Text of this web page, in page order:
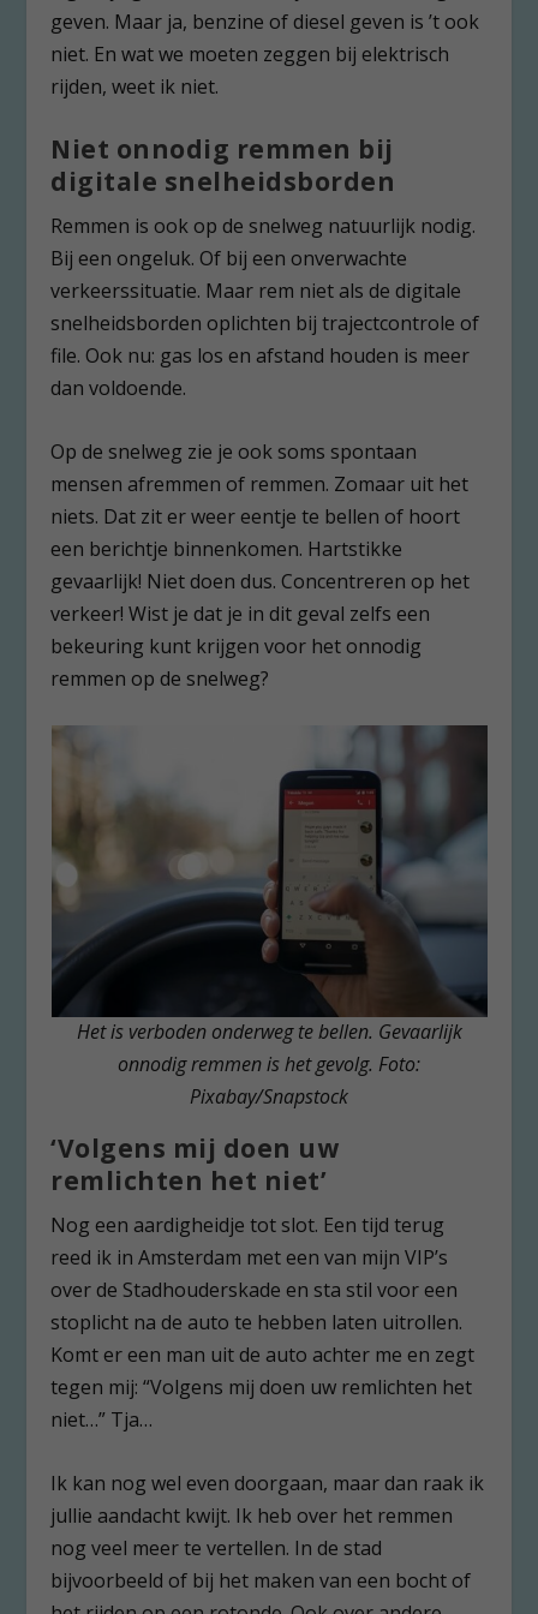
geven. Maar ja, benzine of diesel geven is ’t ook
niet. En wat we moeten zeggen bij elektrisch
rijden, weet ik niet.
Niet onnodig remmen bij
digitale snelheidsborden
Remmen is ook op de snelweg natuurlijk nodig.
Bij een ongeluk. Of bij een onverwachte
verkeerssituatie. Maar rem niet als de digitale
snelheidsborden oplichten bij trajectcontrole of
file. Ook nu: gas los en afstand houden is meer
dan voldoende.
Op de snelweg zie je ook soms spontaan
mensen afremmen of remmen. Zomaar uit het
niets. Dat zit er weer eentje te bellen of hoort
een berichtje binnenkomen. Hartstikke
gevaarlijk! Niet doen dus. Concentreren op het
verkeer! Wist je dat je in dit geval zelfs een
bekeuring kunt krijgen voor het onnodig
remmen op de snelweg?
Het is verboden onderweg te bellen. Gevaarlijk
onnodig remmen is het gevolg. Foto:
Pixabay/Snapstock
‘Volgens mij doen uw
remlichten het niet’
Nog een aardigheidje tot slot. Een tijd terug
reed ik in Amsterdam met een van mijn VIP’s
over de Stadhouderskade en sta stil voor een
stoplicht na de auto te hebben laten uitrollen.
Komt er een man uit de auto achter me en zegt
tegen mij: “Volgens mij doen uw remlichten het
niet…” Tja…
Ik kan nog wel even doorgaan, maar dan raak ik
jullie aandacht kwijt. Ik heb over het remmen
nog veel meer te vertellen. In de stad
bijvoorbeeld of bij het maken van een bocht of